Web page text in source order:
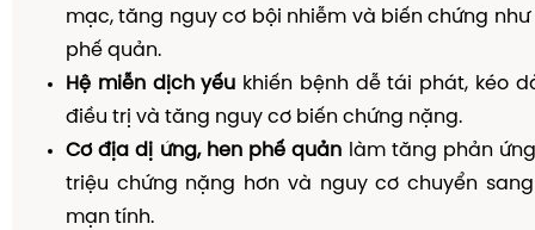
mạc, tăng nguy cơ bội nhiễm và biến chứng
phế quản.
Hệ miễn dịch yếu khiến bệnh dễ tái phát, kéo
điều trị và tăng nguy cơ biến chứng nặng.
Cơ địa dị ứng, hen phế quản làm tăng phản
triệu chứng nặng hơn và nguy cơ chuyển
mạn tính.